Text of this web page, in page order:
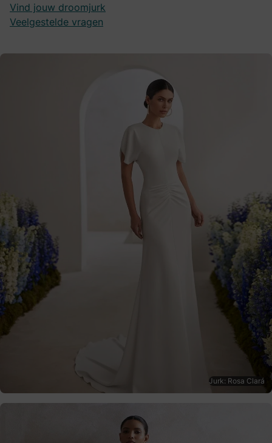
Vind jouw droomjurk
Veelgestelde vragen
Jurk: Rosa Clará